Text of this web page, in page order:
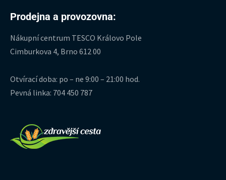
Prodejna a provozovna:
Nákupní centrum TESCO Královo Pole
Cimburkova 4, Brno 612 00
Otvírací doba: po – ne 9:00 – 21:00 hod.
Pevná linka: 704 450 787